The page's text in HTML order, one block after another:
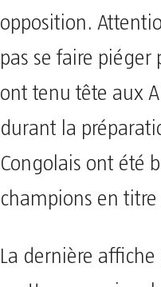
opposition.
pas se faire piéger
ont tenu tête aux
durant la
Congolais ont été
champions en titre
La dernière